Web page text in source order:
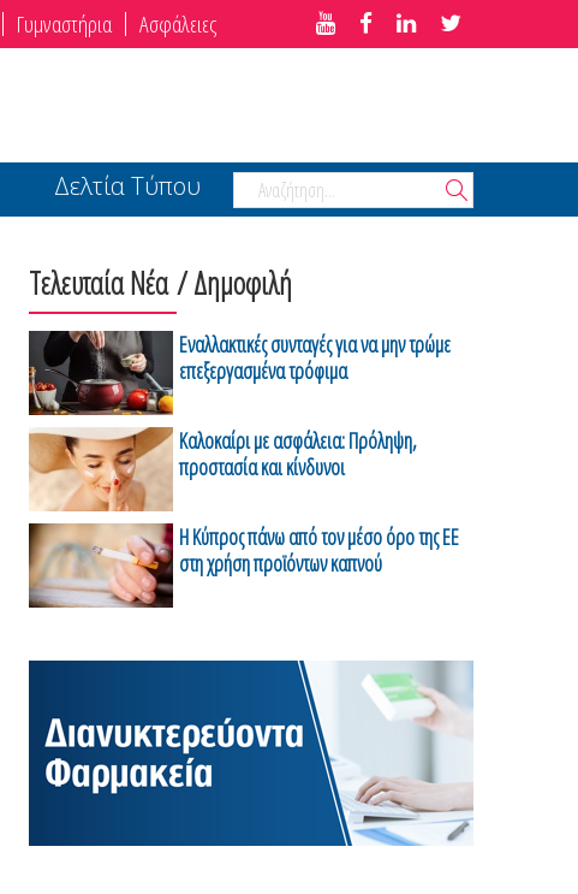
Γυμναστήρια Ασφάλειες
Δελτία Τύπου
Τελευταία Νέα / Δημοφιλή
Εναλλακτικές συνταγές για να μην τρώμε
επεξεργασμένα τρόφιμα
Καλοκαίρι με ασφάλεια: Πρόληψη,
προστασία και κίνδυνοι
Η Κύπρος πάνω από τον μέσο όρο της ΕΕ
στη χρήση προϊόντων καπνού